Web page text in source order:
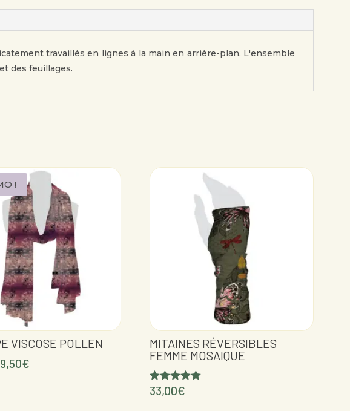
travaillés en lignes à la main en arrière-plan. L'ensemble
des feuillages.
!
VISCOSE POLLEN
€
MITAINES RÉVERSIBLES
FEMME MOSAIQUE
Note
5.00
33,00€